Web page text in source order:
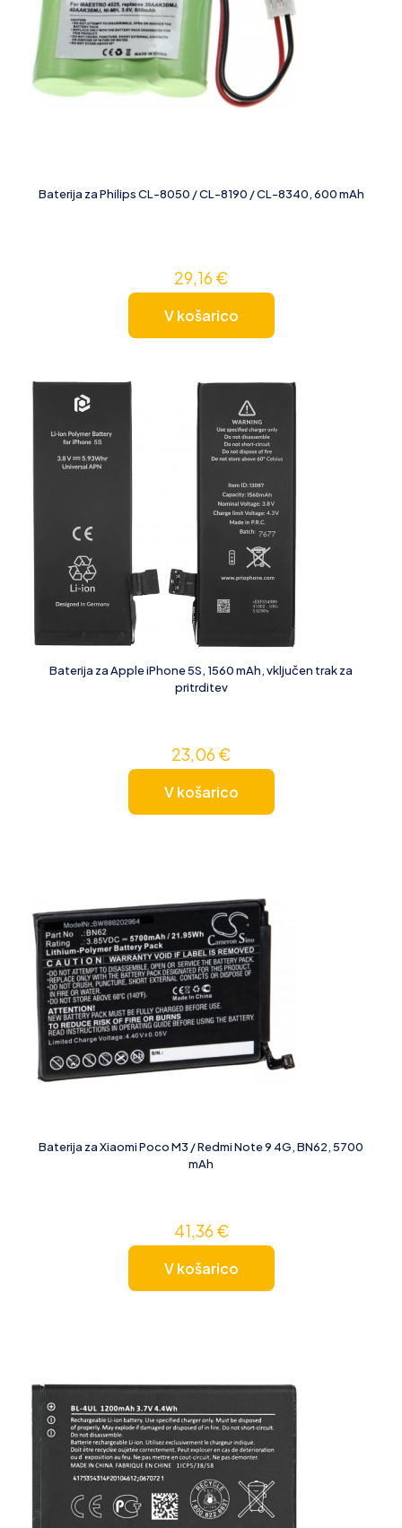
Baterija za Philips CL-8050 / CL-8190 / CL-8340, 600 mAh
29,16€
V košarico
Baterija za Apple iPhone 5S, 1560 mAh, vključen trak za
pritrditev
23,06€
V košarico
Baterija za Xiaomi Poco M3 / Redmi Note 9 4G, BN62, 5700
mAh
41,36€
V košarico